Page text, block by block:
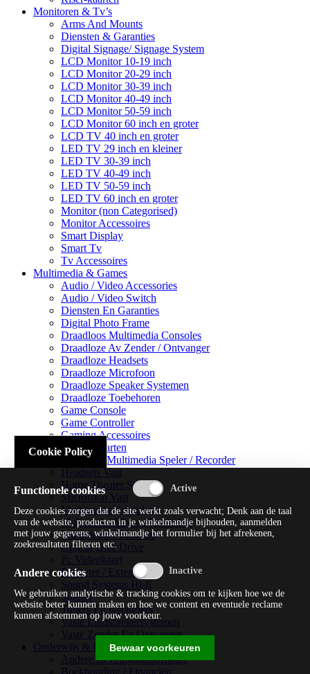
Monitoren & Tv’s
Arms And Mounts
Diensten & Garanties
Digital Signage/ Signage System
LCD Monitor 10-19 inch
LCD Monitor 20-29 inch
LCD Monitor 30-39 inch
LCD Monitor 40-49 inch
LCD Monitor 50-59 inch
LCD Monitor 60 inch en groter
LCD TV 40 inch en groter
LED TV 29 inch en kleiner
LED TV 30-39 inch
LED TV 40-49 inch
LED TV 50-59 inch
LED TV 60 inch en groter
Monitor (non Categorised)
Monitor Accessoires
Smart Display
Smart Tv
Tv Accessoires
Multimedia & Games
Audio / Video Accessories
Audio / Video Switch
Diensten En Garanties
Digital Photo Frame
Draadloos Multimedia Consoles
Draadloze Av Zender / Ontvanger
Draadloze Headsets
Draadloze Microfoon
Draadloze Speaker Systemen
Draadloze Toebehoren
Game Console
Game Controller
Gaming Accessoires
Geluidskaarten
Handheld Multimedia Speler / Recorder
Headsets Vast
Home Theater Systems
Microfoon Vast
Multimedia Consoles
Multimedia Mixer / Versterker
Multimedia Productie
Optical Disk Drive
Pc Videokaart
Repeater / Extender
Sound Systems Hi-fi
Splitter
Tuners En Recorders
Vaste Luidsprekersystemen
Vaste Zender En Ontvanger
Onderwijs & Recreatie
Andere Beveiligingssoftware
Cookie Policy
Functionele cookies
Deze cookies zorgen dat de site werkt zoals verwacht; Denk aan de taal
van de website, producten in je winkelmandje bijhouden, aanmelden
met jouw gegevens, winkelmandje het formulier bij het afrekenen,
zoekresultaten filteren etc.
Andere cookies
We gebruiken analytische & tracking cookies om te kijken hoe we de
website beter kunnen maken en hoe we content en eventuele reclame
kunnen afstemmen op jouw voorkeur.
Bewaar voorkeuren